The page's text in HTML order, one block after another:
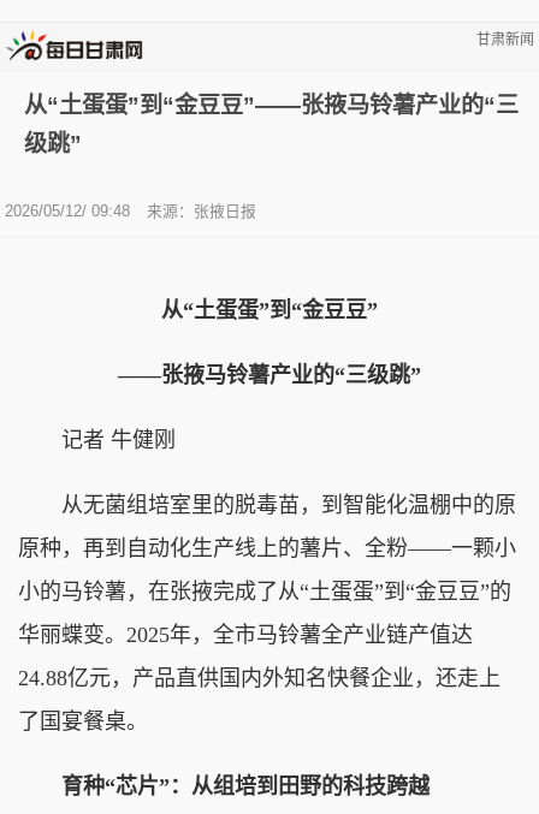
甘肃新闻
从“土蛋蛋”到“金豆豆”——张掖马铃薯产业的“三
级跳”
2026/05/12/ 09:48 来源：张掖日报
从“土蛋蛋”到“金豆豆”
——张掖马铃薯产业的“三级跳”
记者 牛健刚
从无菌组培室里的脱毒苗，到智能化温棚中的原
原种，再到自动化生产线上的薯片、全粉——一颗小
小的马铃薯，在张掖完成了从“土蛋蛋”到“金豆豆”的
华丽蝶变。2025年，全市马铃薯全产业链产值达
24.88亿元，产品直供国内外知名快餐企业，还走上
了国宴餐桌。
育种“芯片”：从组培到田野的科技跨越